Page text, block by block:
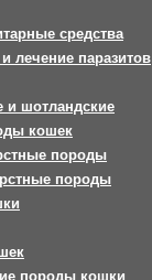
средства
лечение паразитов
и шотландские
кошек
породы
породы
породы кошки